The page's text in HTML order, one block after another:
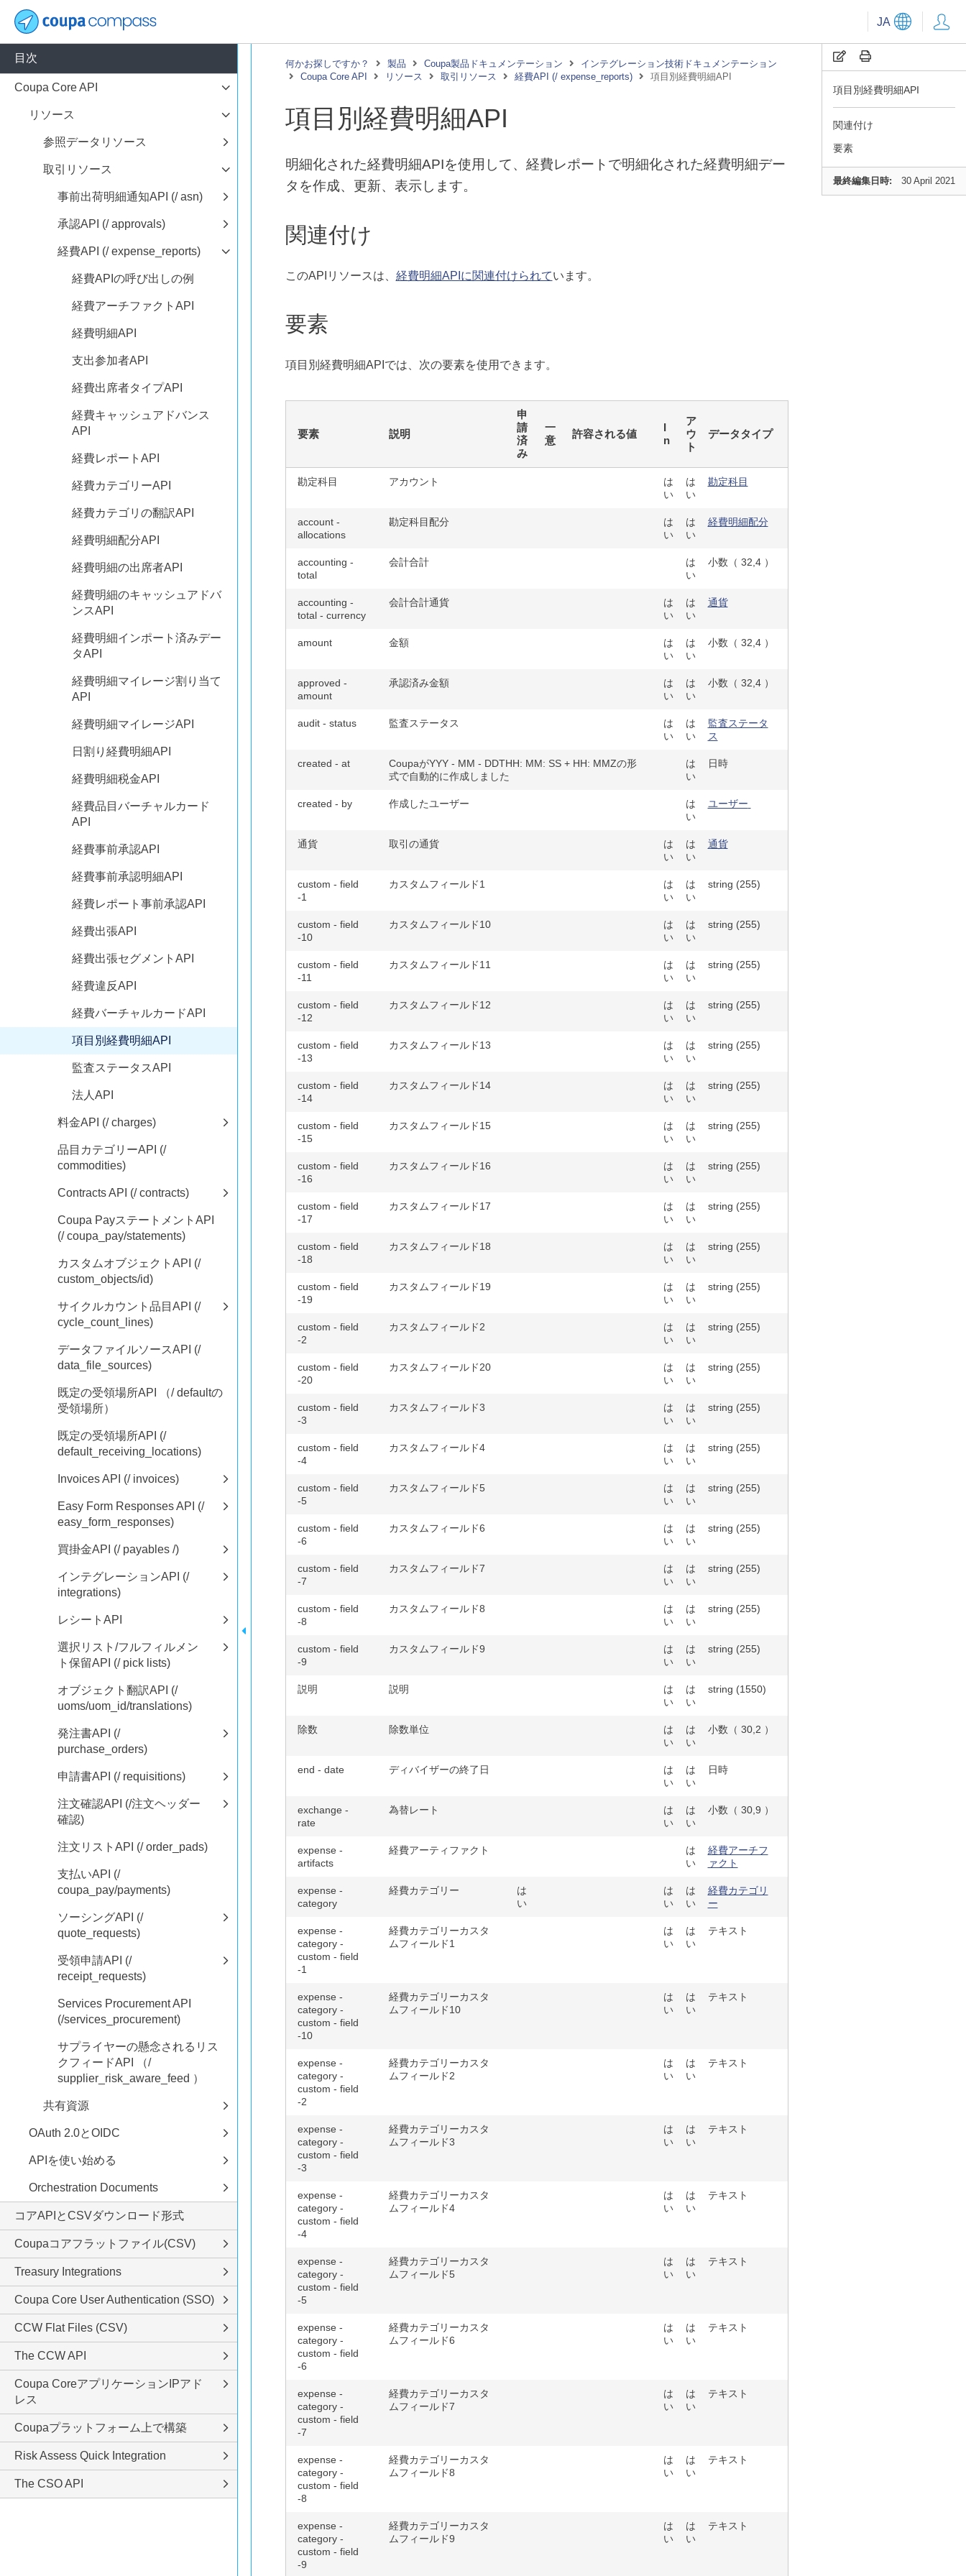
JA
項目別経費明細API
関連付け
要素
最終編集日時: 30 April 2021
何かお探しですか？ 製品 Coupa製品ドキュメンテーション
インテグレーション技術ドキュメンテーション
Coupa Core API
リソース 取引リソース 経費API (/ expense_reports) 項目別経費明細API
項目別経費明細API
明細化された経費明細APIを使用して、経費レポートで明細化された経費明細デー
タを作成、更新、表示します。
関連付け
このAPIリソースは、 経費明細APIに関連付けられています。
要素
項目別経費明細APIでは、次の要素を使用できます。
要素 説明
申
請
済
み
一
意
許容される値
I
n
ア
ウ
ト
データタイプ
勘定科目 アカウント
は
い
は
い
勘定科目
account -
allocations
勘定科目配分
は
い
は
い
経費明細配分
accounting -
total
会計合計
は
い
小数（ 32,4 ）
accounting -
total - currency
会計合計通貨
は
い
は
い
通貨
amount 金額
は
い
は
い
小数（ 32,4 ）
approved -
amount
承認済み金額
は
い
は
い
小数（ 32,4 ）
audit - status 監査ステータス
は
い
は
い
監査ステータ
ス
created - at
CoupaがYYY - MM - DDTHH: MM: SS + HH: MMZの形
式で自動的に作成しました
は
い
日時
created - by 作成したユーザー
は
い
ユーザー
通貨 取引の通貨
は
い
は
い
通貨
custom - field
-1
カスタムフィールド1
は
い
は
い
string (255)
custom - field
-10
カスタムフィールド10
は
い
は
い
string (255)
custom - field
-11
カスタムフィールド11
は
い
は
い
string (255)
custom - field
-12
カスタムフィールド12
は
い
は
い
string (255)
custom - field
-13
カスタムフィールド13
は
い
は
い
string (255)
custom - field
-14
カスタムフィールド14
は
い
は
い
string (255)
custom - field
-15
カスタムフィールド15
は
い
は
い
string (255)
custom - field
-16
カスタムフィールド16
は
い
は
い
string (255)
custom - field
-17
カスタムフィールド17
は
い
は
い
string (255)
custom - field
-18
カスタムフィールド18
は
い
は
い
string (255)
custom - field
-19
カスタムフィールド19
は
い
は
い
string (255)
custom - field
-2
カスタムフィールド2
は
い
は
い
string (255)
custom - field
-20
カスタムフィールド20
は
い
は
い
string (255)
custom - field
-3
カスタムフィールド3
は
い
は
い
string (255)
custom - field
-4
カスタムフィールド4
は
い
は
い
string (255)
custom - field
-5
カスタムフィールド5
は
い
は
い
string (255)
custom - field
-6
カスタムフィールド6
は
い
は
い
string (255)
custom - field
-7
カスタムフィールド7
は
い
は
い
string (255)
custom - field
-8
カスタムフィールド8
は
い
は
い
string (255)
custom - field
-9
カスタムフィールド9
は
い
は
い
string (255)
説明 説明
は
い
は
い
string (1550)
除数 除数単位
は
い
は
い
小数（ 30,2 ）
end - date ディバイザーの終了日
は
い
は
い
日時
exchange -
rate
為替レート
は
い
は
い
小数（ 30,9 ）
expense -
artifacts
経費アーティファクト
は
い
経費アーチフ
ァクト
expense -
category
経費カテゴリー
は
い
は
い
は
い
経費カテゴリ
ー
expense -
category -
custom - field
-1
経費カテゴリーカスタ
ムフィールド1
は
い
は
い
テキスト
expense -
category -
custom - field
-10
経費カテゴリーカスタ
ムフィールド10
は
い
は
い
テキスト
expense -
category -
custom - field
-2
経費カテゴリーカスタ
ムフィールド2
は
い
は
い
テキスト
expense -
category -
custom - field
-3
経費カテゴリーカスタ
ムフィールド3
は
い
は
い
テキスト
expense -
category -
custom - field
-4
経費カテゴリーカスタ
ムフィールド4
は
い
は
い
テキスト
expense -
category -
custom - field
-5
経費カテゴリーカスタ
ムフィールド5
は
い
は
い
テキスト
expense -
category -
custom - field
-6
経費カテゴリーカスタ
ムフィールド6
は
い
は
い
テキスト
expense -
category -
custom - field
-7
経費カテゴリーカスタ
ムフィールド7
は
い
は
い
テキスト
expense -
category -
custom - field
-8
経費カテゴリーカスタ
ムフィールド8
は
い
は
い
テキスト
expense -
category -
custom - field
-9
経費カテゴリーカスタ
ムフィールド9
は
い
は
い
テキスト
目次
Coupa Core API
リソース
参照データリソース
取引リソース
事前出荷明細通知API (/ asn)
承認API (/ approvals)
経費API (/ expense_reports)
経費APIの呼び出しの例
経費アーチファクトAPI
経費明細API
支出参加者API
経費出席者タイプAPI
経費キャッシュアドバンス
API
経費レポートAPI
経費カテゴリーAPI
経費カテゴリの翻訳API
経費明細配分API
経費明細の出席者API
経費明細のキャッシュアドバ
ンスAPI
経費明細インポート済みデー
タAPI
経費明細マイレージ割り当て
API
経費明細マイレージAPI
日割り経費明細API
経費明細税金API
経費品目バーチャルカード
API
経費事前承認API
経費事前承認明細API
経費レポート事前承認API
経費出張API
経費出張セグメントAPI
経費違反API
経費バーチャルカードAPI
項目別経費明細API
監査ステータスAPI
法人API
料金API (/ charges)
品目カテゴリーAPI (/
commodities)
Contracts API (/ contracts)
Coupa PayステートメントAPI
(/ coupa_pay/statements)
カスタムオブジェクトAPI (/
custom_objects/id)
サイクルカウント品目API (/
cycle_count_lines)
データファイルソースAPI (/
data_file_sources)
既定の受領場所API （/ defaultの
受領場所）
既定の受領場所API (/
default_receiving_locations)
Invoices API (/ invoices)
Easy Form Responses API (/
easy_form_responses)
買掛金API (/ payables /)
インテグレーションAPI (/
integrations)
レシートAPI
選択リスト/フルフィルメン
ト保留API (/ pick lists)
オブジェクト翻訳API (/
uoms/uom_id/translations)
発注書API (/
purchase_orders)
申請書API (/ requisitions)
注文確認API (/注文ヘッダー
確認)
注文リストAPI (/ order_pads)
支払いAPI (/
coupa_pay/payments)
ソーシングAPI (/
quote_requests)
受領申請API (/
receipt_requests)
Services Procurement API
(/services_procurement)
サプライヤーの懸念されるリス
クフィードAPI （/
supplier_risk_aware_feed ）
共有資源
OAuth 2.0とOIDC
APIを使い始める
Orchestration Documents
コアAPIとCSVダウンロード形式
Coupaコアフラットファイル(CSV)
Treasury Integrations
Coupa Core User Authentication (SSO)
CCW Flat Files (CSV)
The CCW API
Coupa CoreアプリケーションIPアド
レス
Coupaプラットフォーム上で構築
Risk Assess Quick Integration
The CSO API